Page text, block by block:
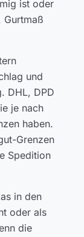
ist oder
Gurtmaß
und
DHL, DPD
je nach
haben.
Grenzen
Spedition
in den
oder als
die